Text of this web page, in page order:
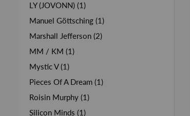
LY (JOVONN) (1)
Manuel Göttsching (1)
Marshall Jefferson (2)
MM / KM (1)
Mystic V (1)
Pieces Of A Dream (1)
Roisin Murphy (1)
Silicon Minds (1)